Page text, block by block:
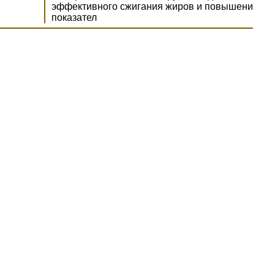
эффективного сжигания жиров и
показател